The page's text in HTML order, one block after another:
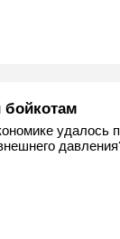
бойкотам
удалось